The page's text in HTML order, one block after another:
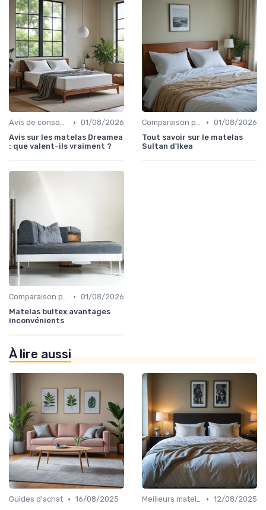
Avis de consommateurs • 01/08/2026
Avis sur les matelas Dreamea
: que valent-ils vraiment ?
Comparaison par marque • 01/08/2026
Tout savoir sur le matelas
Sultan d'Ikea
Comparaison par marque • 01/08/2026
Matelas bultex avantages
inconvénients
À lire aussi
Guides d'achat • 16/08/2025
Meilleurs matelas de l'année • 12/08/2025